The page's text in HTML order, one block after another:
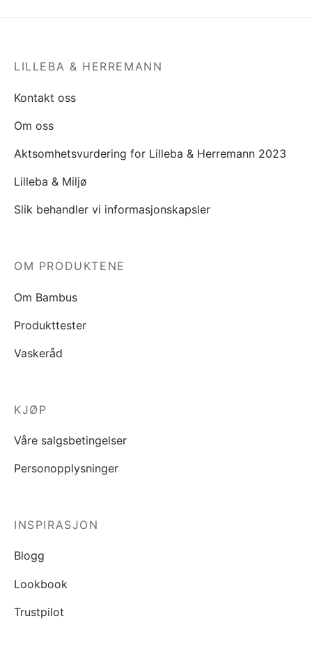
LILLEBA & HERREMANN
Kontakt oss
Om oss
Aktsomhetsvurdering for Lilleba & Herremann 2023
Lilleba & Miljø
Slik behandler vi informasjonskapsler
OM PRODUKTENE
Om Bambus
Produkttester
Vaskeråd
KJØP
Våre salgsbetingelser
Personopplysninger
INSPIRASJON
Blogg
Lookbook
Trustpilot